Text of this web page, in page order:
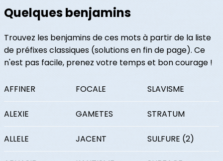
Quelques benjamins
Trouvez les benjamins de ces mots à partir de la liste
de préfixes classiques (solutions en fin de page). Ce
n'est pas facile, prenez votre temps et bon courage !
AFFINER FOCALE SLAVISME
ALEXIE GAMETES STRATUM
ALLELE JACENT SULFURE (2)